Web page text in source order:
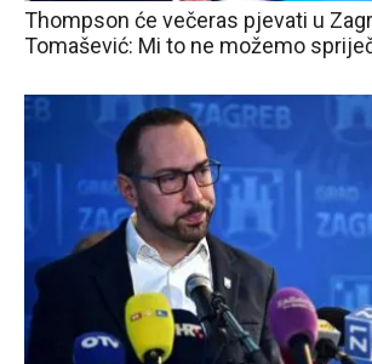
Thompson će večeras pjevati u
Tomašević: Mi to ne možemo